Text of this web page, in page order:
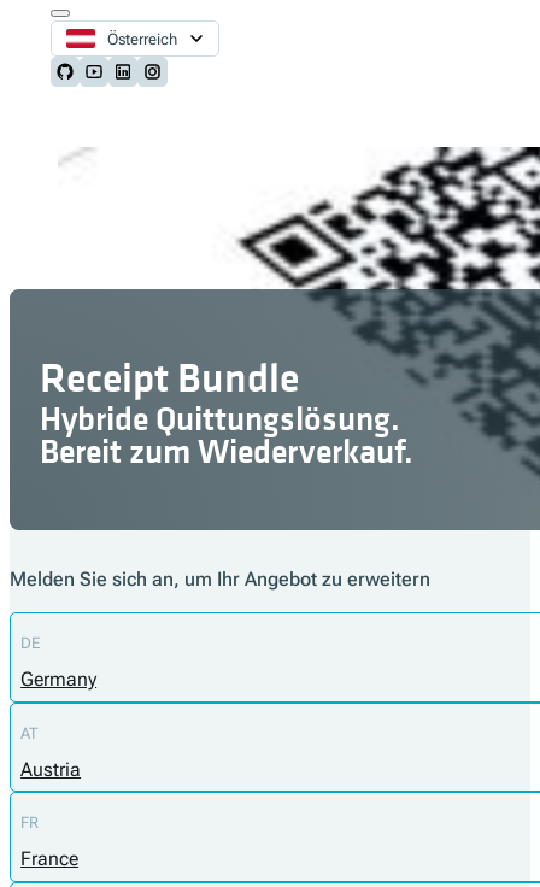
Österreich
Follow us on Github
Follow us on Youtube
Follow us on LinkedIn
Follow us on Instagram
Receipt Bundle
Hybride Quittungslösung.
Bereit zum Wiederverkauf.
Melden Sie sich an, um Ihr Angebot zu erweitern
DE
Germany
AT
Austria
FR
France